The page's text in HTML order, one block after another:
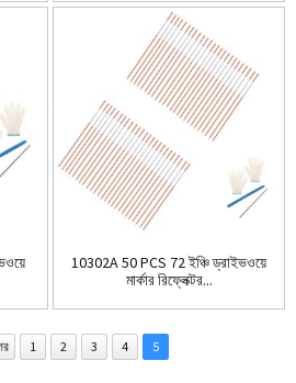
10302A 50 PCS 72 ইঞ্চি ড্রাইভওয়ে
মার্কার রিফ্লেক্টর...
1 2 3 4 5